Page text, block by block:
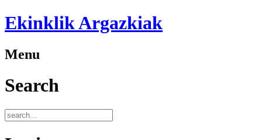
Ekinklik Argazkiak
Menu
Search